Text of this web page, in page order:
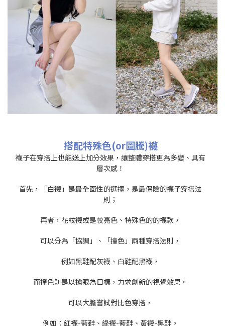
搭配特殊色(or圖騰)襪
襪子在穿搭上也能送上加分效果，讓整體穿搭更為多變、具有
層次感！
首先，「白襪」是最全面性的選擇，是最保險的襪子穿搭法
則；
再者，花紋襪或是較亮色、特殊色的的襪款，
可以分為「協調」、「撞色」兩種穿搭法則，
例如黑鞋配灰襪、白鞋配黑襪，
而撞色則是以搶眼為目標，力求創新的視覺效果。
可以大膽嘗試對比色穿搭，
例如：紅襪-藍鞋、綠襪-藍鞋、黃襪-黑鞋。